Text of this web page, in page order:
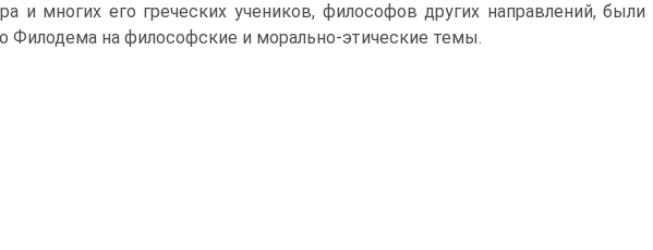
и многих его греческих уче­ников, философов других направле­ний,
Филодема на философские и морально-этические темы.